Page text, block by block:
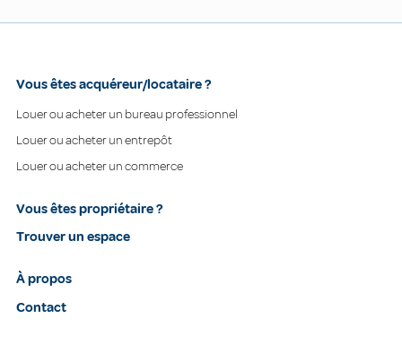
Vous êtes acquéreur/locataire ?
Louer ou acheter un bureau professionnel
Louer ou acheter un entrepôt
Louer ou acheter un commerce
Vous êtes propriétaire ?
Trouver un espace
À propos
Contact